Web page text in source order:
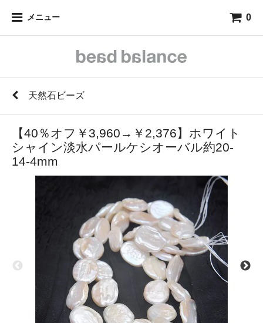
メニュー 0
天然石ビーズ
【40％オフ￥3,960→￥2,376】ホワイト
シャイン淡水パールケシオーバル約20-
14-4mm